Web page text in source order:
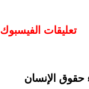
تعليقات الفيسبوك
حقوق الإنسان